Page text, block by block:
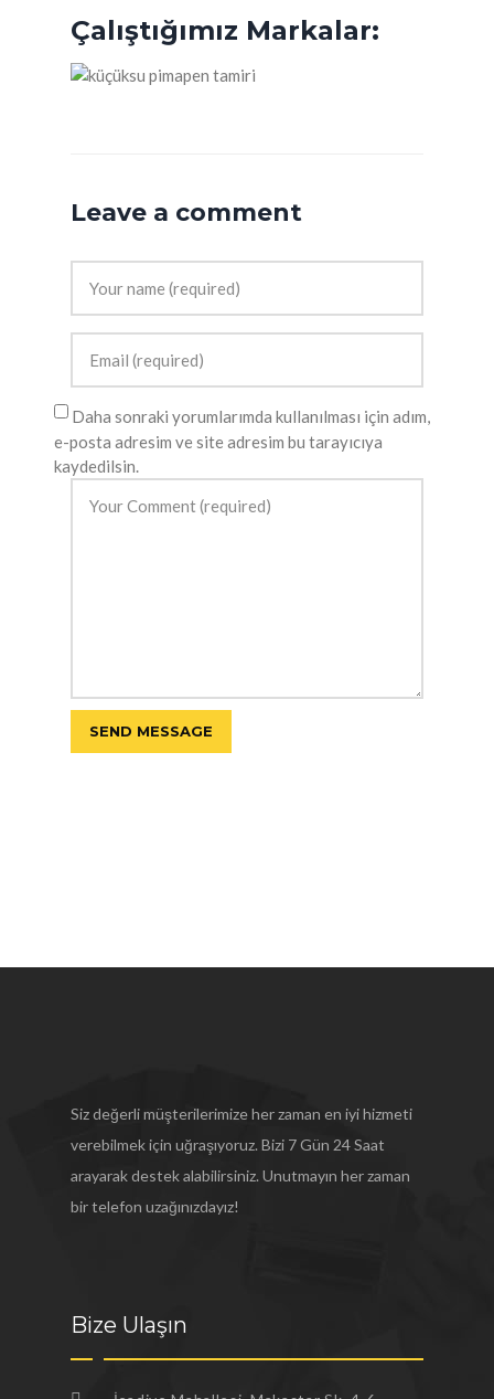
Çalıştığımız Markalar:
Leave a comment
Daha sonraki yorumlarımda kullanılması için adım,
e-posta adresim ve site adresim bu tarayıcıya
kaydedilsin.
Siz değerli müşterilerimize her zaman en iyi hizmeti
verebilmek için uğraşıyoruz. Bizi 7 Gün 24 Saat
arayarak destek alabilirsiniz. Unutmayın her zaman
bir telefon uzağınızdayız!
Bize Ulaşın